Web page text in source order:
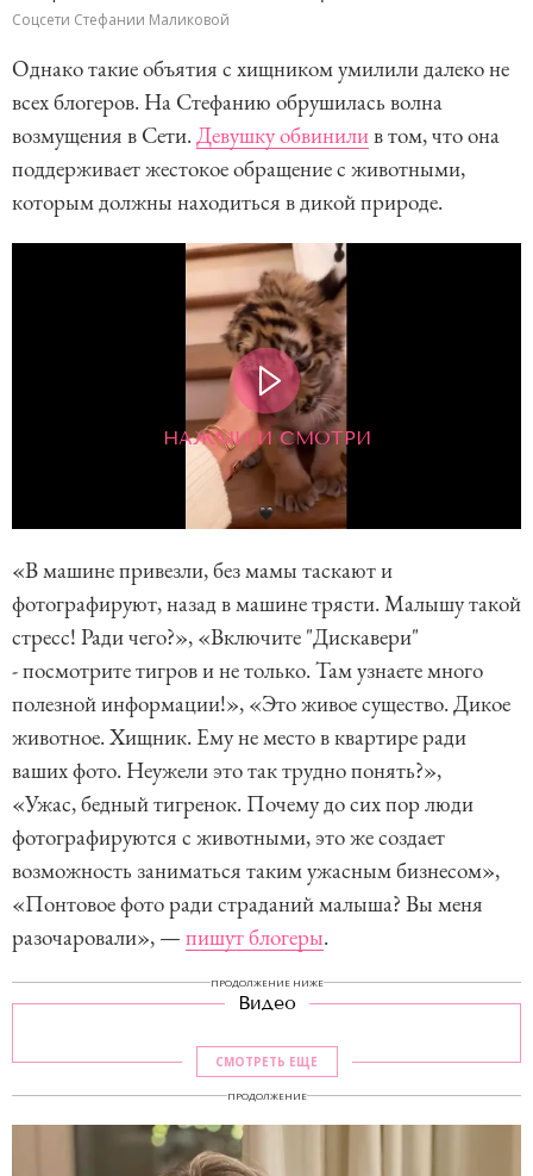
Соцсети Стефании Маликовой
Однако такие объятия с хищником умилили далеко не
всех блогеров. На Стефанию обрушилась волна
возмущения в Сети. Девушку обвинилив том, что она
поддерживает жестокое обращение с животными,
которым должны находиться в дикой природе.
НАЖМИ И СМОТРИ
«В машине привезли, без мамы таскают и
фотографируют, назад в машине трясти. Малышу такой
стресс! Ради чего?», «Включите "Дискавери"
- посмотрите тигров и не только. Там узнаете много
полезной информации!», «Это живое существо. Дикое
животное. Хищник. Ему не место в квартире ради
ваших фото. Неужели это так трудно понять?»,
«Ужас, бедный тигренок. Почему до сих пор люди
фотографируются с животными, это же создает
возможность заниматься таким ужасным бизнесом»,
«Понтовое фото ради страданий малыша? Вы меня
разочаровали», — пишут блогеры.
ПРОДОЛЖЕНИЕ НИЖЕ
Видео
СМОТРЕТЬ ЕЩЕ
ПРОДОЛЖЕНИЕ